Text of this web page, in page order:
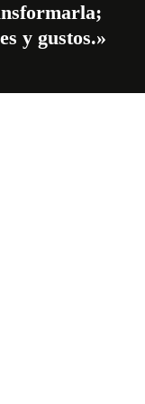
y gustos.»